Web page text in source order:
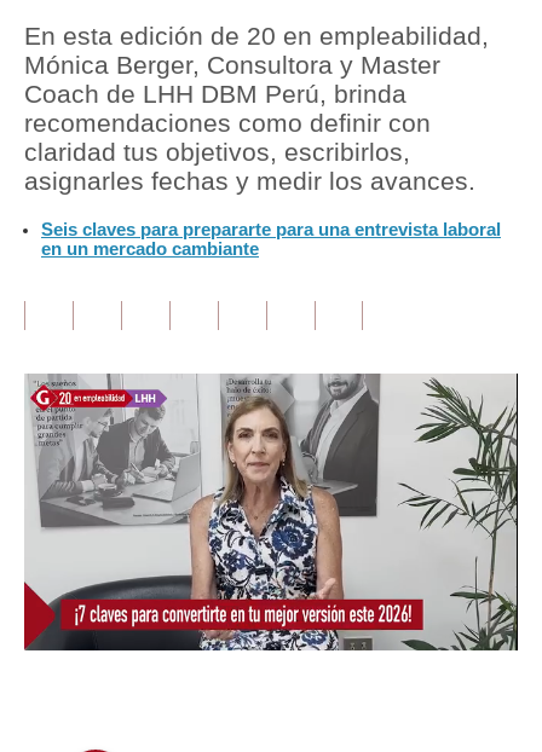
Perú
Política
Tu Dinero
Finanzas Personales
Inmobiliarias
Editorial
Pregunta de hoy
Blogs
Lujo
Viajes
En esta edición de 20 en empleabilidad,
Mónica Berger, Consultora y Master
Coach de LHH DBM Perú, brinda
recomendaciones como definir con
claridad tus objetivos, escribirlos,
asignarles fechas y medir los avances.
Seis claves para prepararte para una entrevista laboral
en un mercado cambiante